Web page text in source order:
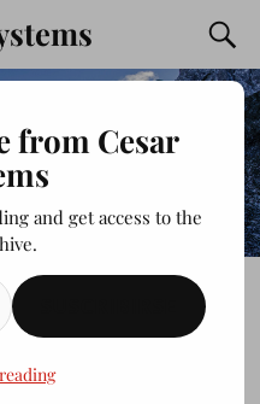
JAVA
from Cesar
and get access to the